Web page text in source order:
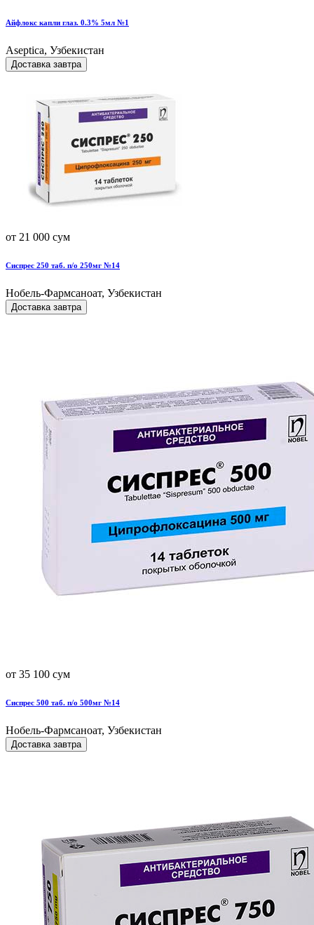
Айфлокс капли глаз. 0.3% 5мл №1
Aseptica, Узбекистан
Доставка завтра
от 21 000 сум
Сиспрес 250 таб. п/о 250мг №14
Нобель-Фармсаноат, Узбекистан
Доставка завтра
от 35 100 сум
Сиспрес 500 таб. п/о 500мг №14
Нобель-Фармсаноат, Узбекистан
Доставка завтра